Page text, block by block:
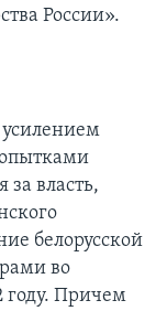
России».
власть,
белорусской
во
году. Причем